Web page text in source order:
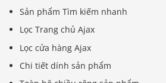
Sản phẩm Tìm kiếm nhanh
Lọc Trang chủ Ajax
Lọc cửa hàng Ajax
Chi tiết dính sản phẩm